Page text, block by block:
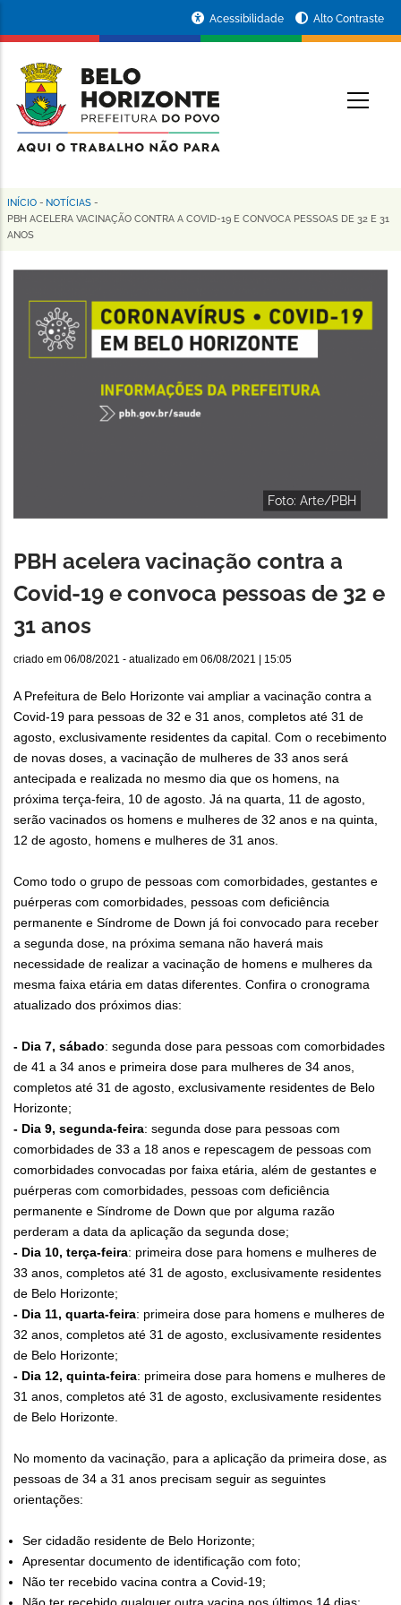
conteúdo
principal
da
Prefeitura
de
Horizonte
Acessibilidade Alto Contraste
Trilha
de
navegação
INÍCIO - NOTÍCIAS -
PBH ACELERA VACINAÇÃO CONTRA A COVID-19 E CONVOCA PESSOAS DE 32 E 31
ANOS
Foto: Arte/PBH
PBH acelera vacinação contra a
Covid-19 e convoca pessoas de 32 e
31 anos
criado em 06/08/2021 - atualizado em 06/08/2021 | 15:05
A Prefeitura de Belo Horizonte vai ampliar a vacinação contra a
Covid-19 para pessoas de 32 e 31 anos, completos até 31 de
agosto, exclusivamente residentes da capital. Com o recebimento
de novas doses, a vacinação de mulheres de 33 anos será
antecipada e realizada no mesmo dia que os homens, na
próxima terça-feira, 10 de agosto. Já na quarta, 11 de agosto,
serão vacinados os homens e mulheres de 32 anos e na quinta,
12 de agosto, homens e mulheres de 31 anos.
Como todo o grupo de pessoas com comorbidades, gestantes e
puérperas com comorbidades, pessoas com deficiência
permanente e Síndrome de Down já foi convocado para receber
a segunda dose, na próxima semana não haverá mais
necessidade de realizar a vacinação de homens e mulheres da
mesma faixa etária em datas diferentes. Confira o cronograma
atualizado dos próximos dias:
- Dia 7, sábado: segunda dose para pessoas com comorbidades
de 41 a 34 anos e primeira dose para mulheres de 34 anos,
completos até 31 de agosto, exclusivamente residentes de Belo
Horizonte;
- Dia 9, segunda-feira: segunda dose para pessoas com
comorbidades de 33 a 18 anos e repescagem de pessoas com
comorbidades convocadas por faixa etária, além de gestantes e
puérperas com comorbidades, pessoas com deficiência
permanente e Síndrome de Down que por alguma razão
perderam a data da aplicação da segunda dose;
- Dia 10, terça-feira: primeira dose para homens e mulheres de
33 anos, completos até 31 de agosto, exclusivamente residentes
de Belo Horizonte;
- Dia 11, quarta-feira: primeira dose para homens e mulheres de
32 anos, completos até 31 de agosto, exclusivamente residentes
de Belo Horizonte;
- Dia 12, quinta-feira: primeira dose para homens e mulheres de
31 anos, completos até 31 de agosto, exclusivamente residentes
de Belo Horizonte.
No momento da vacinação, para a aplicação da primeira dose, as
pessoas de 34 a 31 anos precisam seguir as seguintes
orientações:
Ser cidadão residente de Belo Horizonte;
Apresentar documento de identificação com foto;
Não ter recebido vacina contra a Covid-19;